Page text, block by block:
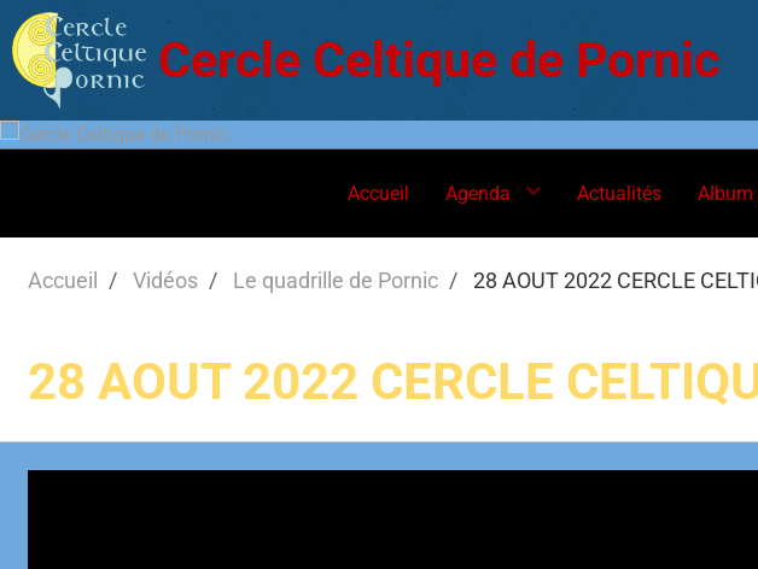
Cercle Celtique de Pornic
Accueil Agenda Actualités Album
Accueil Vidéos Le quadrille de Pornic 28 AOUT 2022 CERCLE
28 AOUT 2022 CERCLE